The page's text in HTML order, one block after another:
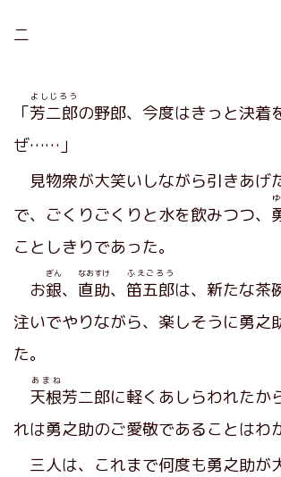
二
「芳二郎
よしじろう
の野郎、今度はきっと決着
ぜ……」
見物衆が大笑いしながら引きあげ
で、ごくりごくりと水を飲みつつ、
ことしきりであった。
お銀
ぎん
、 直助
なおすけ
、 笛五郎
ふえごろう
は、新たな茶
注いでやりながら、楽しそうに勇之
た。
天根
あまね
芳二郎に軽くあしらわれたか
れは勇之助のご愛敬であることはわ
三人は、これまで何度も勇之助が